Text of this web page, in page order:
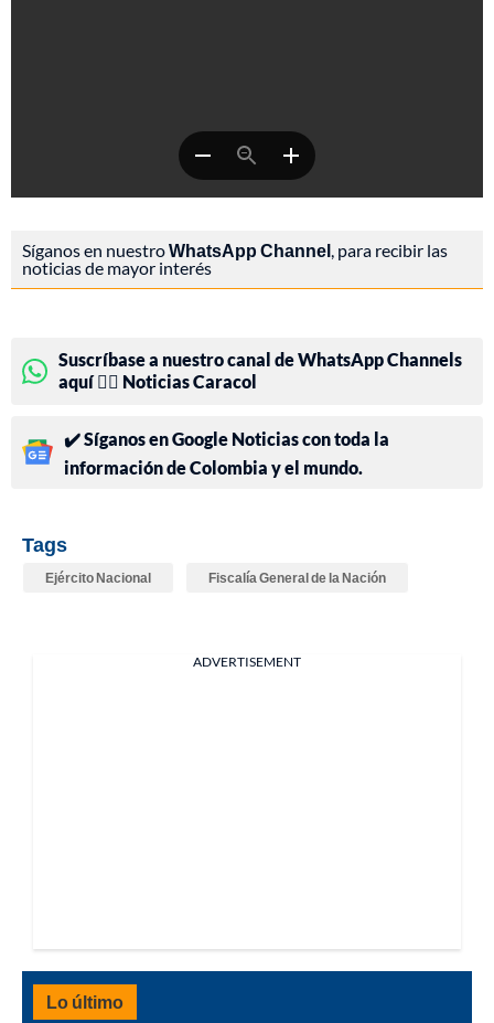
Síganos en nuestroWhatsApp Channel , para recibir las
noticias de mayor interés
Suscríbase a nuestro canal de WhatsApp Channels
aquí 👉🏻 Noticias Caracol
✔️ Síganos en Google Noticias con toda la
información de Colombia y el mundo.
Tags
Ejército Nacional Fiscalía General de la Nación
ADVERTISEMENT
Lo último